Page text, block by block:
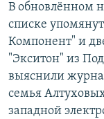
В обновлённом
списке
Компонент" и
"Экситон" из
выяснили
семья
западной